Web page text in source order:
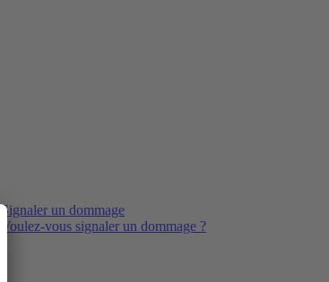
Signaler un dommage
Voulez-vous signaler un dommage ?